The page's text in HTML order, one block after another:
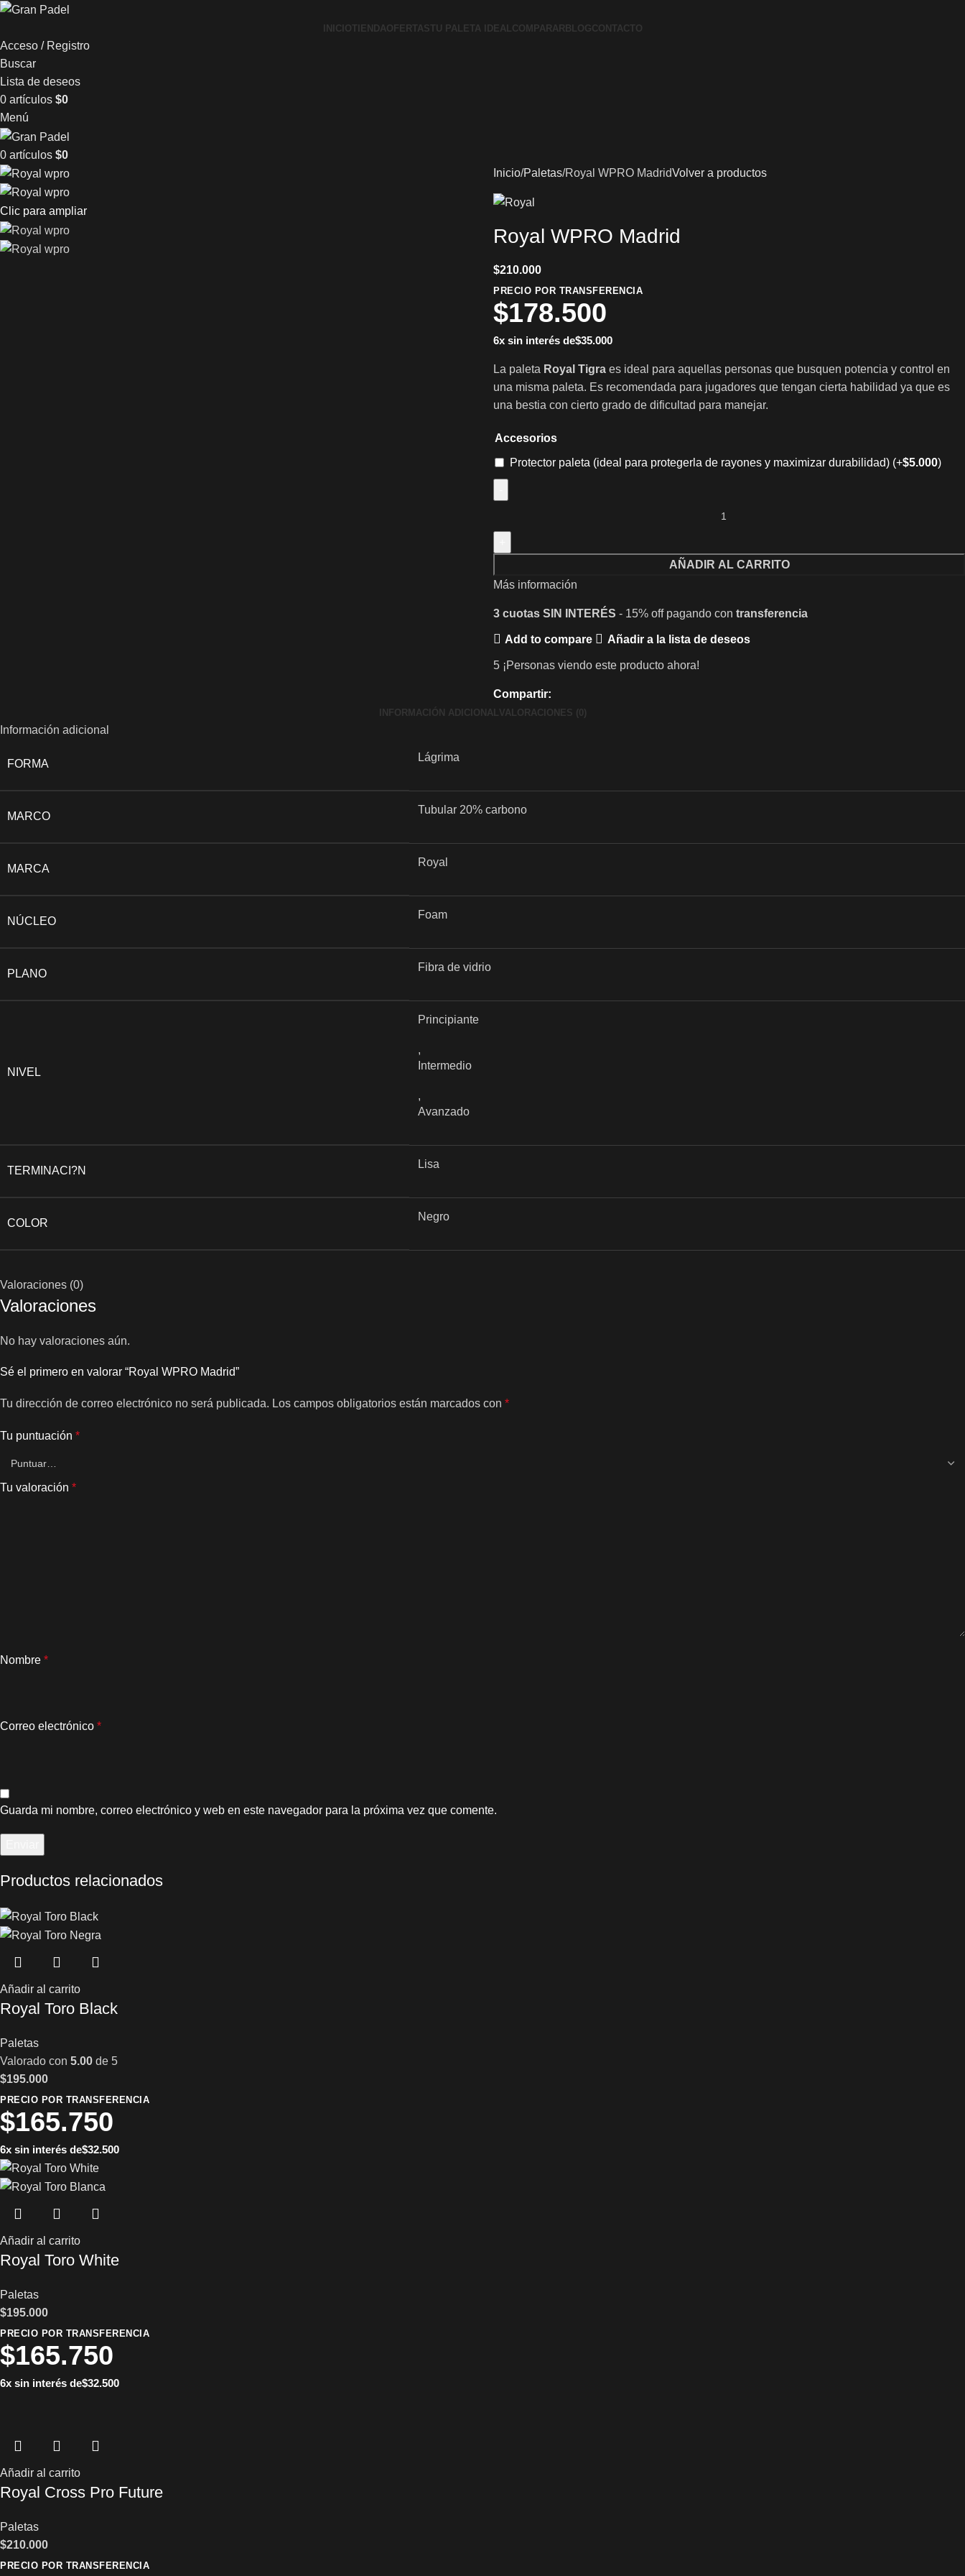
INICIOTIENDAOFERTASTU PALETA IDEALCOMPARAR BLOGCONTACTO
Acceso / Registro
Buscar
Lista de deseos
0 artículos $0
Menú
0 artículos $0
Clic para ampliar
Inicio Paletas Royal WPRO MadridVolver a productos
Royal WPRO Madrid
$210.000
PRECIO POR TRANSFERENCIA
$178.500
6x sin interés de$35.000
La paleta Royal Tigra es ideal para aquellas personas que busquen potencia y control en
una misma paleta. Es recomendada para jugadores que tengan cierta habilidad ya que es
una bestia con cierto grado de dificultad para manejar.
Accesorios
Protector paleta (ideal para protegerla de rayones y maximizar durabilidad) (+$5.000)
AÑADIR AL CARRITO
Más información
3 cuotas SIN INTERÉS - 15% off pagando con transferencia
Add to compare Añadir a la lista de deseos
5 ¡Personas viendo este producto ahora!
Compartir:
INFORMACIÓN ADICIONALVALORACIONES (0)
Información adicional
FORMA
Lágrima
MARCO
Tubular 20% carbono
MARCA
Royal
NÚCLEO
Foam
PLANO
Fibra de vidrio
NIVEL
Principiante
,
Intermedio
,
Avanzado
TERMINACI?N
Lisa
COLOR
Negro
Valoraciones (0)
Valoraciones
No hay valoraciones aún.
Sé el primero en valorar “Royal WPRO Madrid”
Tu dirección de correo electrónico no será publicada. Los campos obligatorios están marcados con *
Tu puntuación *
Tu valoración *
Nombre *
Correo electrónico *
Guarda mi nombre, correo electrónico y web en este navegador para la próxima vez que comente.
Productos relacionados
Añadir al carrito
Royal Toro Black
Paletas
Valorado con 5.00 de 5
$195.000
PRECIO POR TRANSFERENCIA
$165.750
6x sin interés de$32.500
Añadir al carrito
Royal Toro White
Paletas
$195.000
PRECIO POR TRANSFERENCIA
$165.750
6x sin interés de$32.500
Añadir al carrito
Royal Cross Pro Future
Paletas
$210.000
PRECIO POR TRANSFERENCIA